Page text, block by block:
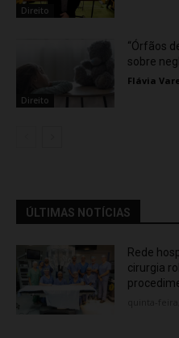
Direito
Direito
“Órfãos
sobre
Flávia
ÚLTIMAS NOTÍCIAS
Rede
cirurgia